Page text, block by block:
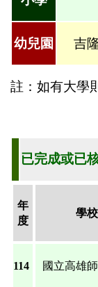
幼兒園 吉
註：如有大學
已完成或已
年
度
學校
114 國立高雄